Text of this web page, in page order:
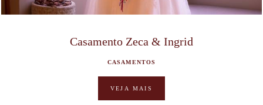
Casamento Zeca & Ingrid
CASAMENTOS
VEJA MAIS